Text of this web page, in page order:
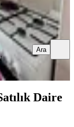
Ara
Daire